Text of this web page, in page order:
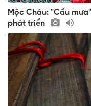
Mộc Châu: "Cầu
phát triển